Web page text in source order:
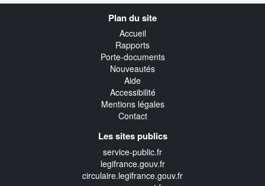
Plan du site
Accueil
Rapports
Porte-documents
Nouveautés
Aide
Accessibilité
Mentions légales
Contact
Les sites publics
service-public.fr
legifrance.gouv.fr
circulaire.legifrance.gouv.fr